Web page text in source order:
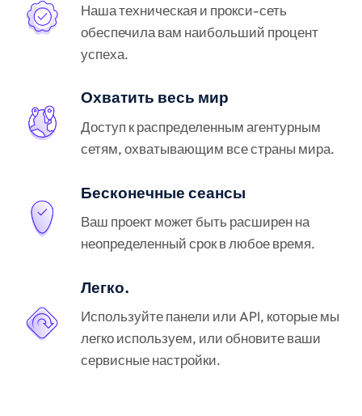
Наша техническая и прокси-сеть
обеспечила вам наибольший процент
успеха.
Охватить весь мир
Доступ к распределенным агентурным
сетям, охватывающим все страны мира.
Бесконечные сеансы
Ваш проект может быть расширен на
неопределенный срок в любое время.
Легко.
Используйте панели или API, которые мы
легко используем, или обновите ваши
сервисные настройки.